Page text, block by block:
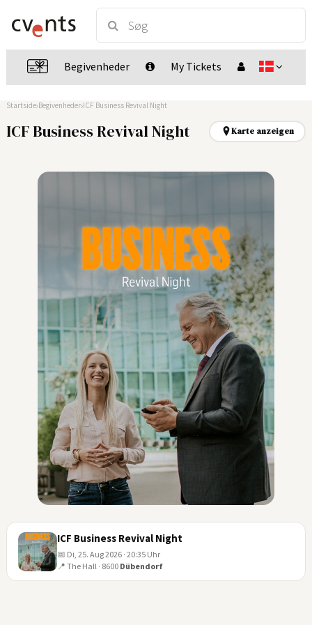
Begivenheder My Tickets
Startside Begivenheder ICF Business Revival Night
ICF Business Revival Night Karte anzeigen
25
ICF Business Revival Night
📅 Di, 25. Aug 2026 · 20:35 Uhr
📍 The Hall · 8600 Dübendorf